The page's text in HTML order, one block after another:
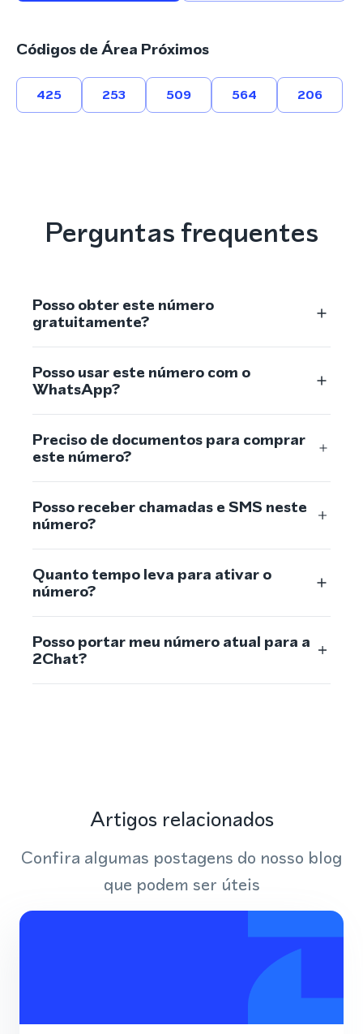
Códigos de Área Próximos
425 253 509 564 206
Perguntas frequentes
Posso obter este número
gratuitamente?
Posso usar este número com o
WhatsApp?
Preciso de documentos para comprar
este número?
Posso receber chamadas e SMS neste
número?
Quanto tempo leva para ativar o
número?
Posso portar meu número atual para a
2Chat?
Artigos relacionados
Confira algumas postagens do nosso blog
que podem ser úteis